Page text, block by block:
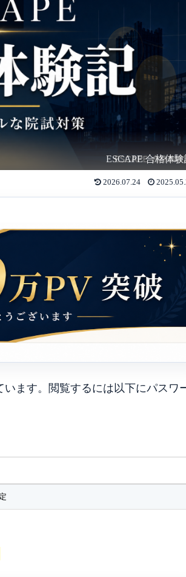
ESCAPE 合格体
2026.07.24
ます。閲覧するには以下にパスワ